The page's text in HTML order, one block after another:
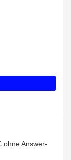
ohne Answer-